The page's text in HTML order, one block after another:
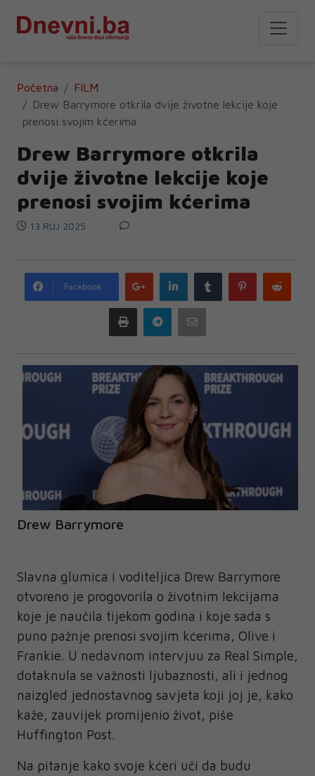
Početna
FILM
Drew Barrymore otkrila dvije životne lekcije koje
prenosi svojim kćerima
Drew Barrymore otkrila
dvije životne lekcije koje
prenosi svojim kćerima
13 RUJ 2025
Facebook
Google
plus
LinkedIn Tumblr Pinterest
Print Telegram
Drew Barrymore
Slavna glumica i voditeljica Drew Barrymore
otvoreno je progovorila o životnim lekcijama
koje je naučila tijekom godina i koje sada s
puno pažnje prenosi svojim kćerima, Olive i
Frankie. U nedavnom intervjuu za Real Simple,
dotaknula se važnosti ljubaznosti, ali i jednog
naizgled jednostavnog savjeta koji joj je, kako
kaže, zauvijek promijenio život, piše
Huffington Post.
Na pitanje kako svoje kćeri uči da budu